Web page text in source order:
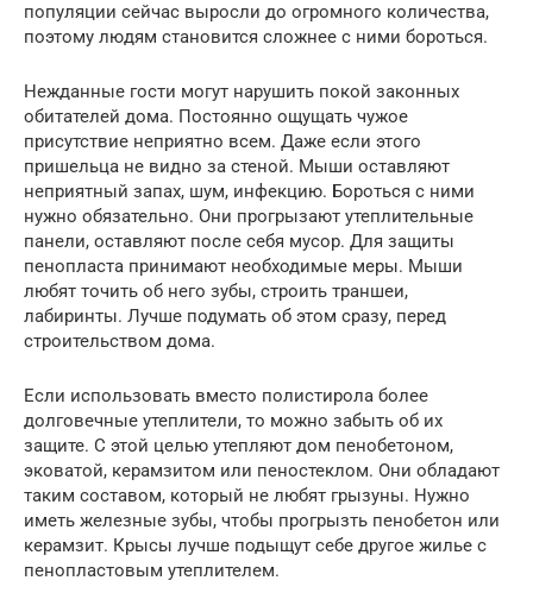
популяции сейчас выросли до огромного количества,
поэтому людям становится сложнее с ними бороться.
Нежданные гости могут нарушить покой законных
обитателей дома. Постоянно ощущать чужое
присутствие неприятно всем. Даже если этого
пришельца не видно за стеной. Мыши оставляют
неприятный запах, шум, инфекцию. Бороться с ними
нужно обязательно. Они прогрызают утеплительные
панели, оставляют после себя мусор. Для защиты
пенопласта принимают необходимые меры. Мыши
любят точить об него зубы, строить траншеи,
лабиринты. Лучше подумать об этом сразу, перед
строительством дома.
Если использовать вместо полистирола более
долговечные утеплители, то можно забыть об их
защите. С этой целью утепляют дом пенобетоном,
эковатой, керамзитом или пеностеклом. Они обладают
таким составом, который не любят грызуны. Нужно
иметь железные зубы, чтобы прогрызть пенобетон или
керамзит. Крысы лучше подыщут себе другое жилье с
пенопластовым утеплителем.